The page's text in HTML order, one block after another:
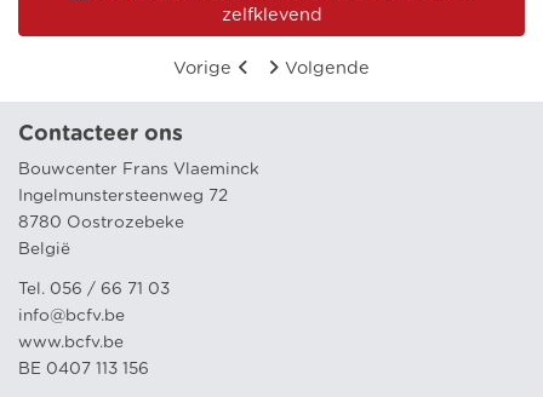
zelfklevend
Vorige Volgende
Contacteer ons
Bouwcenter Frans Vlaeminck
Ingelmunstersteenweg 72
8780 Oostrozebeke
België
Tel. 056 / 66 71 03
info@bcfv.be
www.bcfv.be
BE 0407 113 156